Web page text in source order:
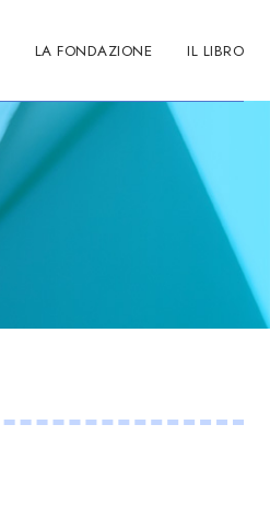
LA FONDAZIONE IL LIBRO